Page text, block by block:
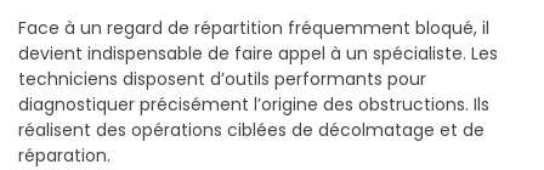
Face à un regard de répartition fréquemment bloqué, il
devient indispensable de faire appel à un spécialiste. Les
techniciens disposent d’outils performants pour
diagnostiquer précisément l’origine des obstructions. Ils
réalisent des opérations ciblées de décolmatage et de
réparation.